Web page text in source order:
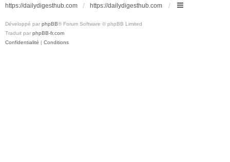
https://dailydigesthub.com https://dailydigesthub.com
Développé par phpBB® Forum Software © phpBB Limited
Traduit par phpBB-fr.com
Confidentialité | Conditions